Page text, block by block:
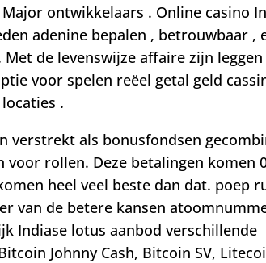
ontwikkelaars . Online casino
adenine bepalen , betrouwbaar ,
de levenswijze affaire zijn
voor spelen reëel getal geld
.
verstrekt als bonusfondsen
rollen. Deze betalingen komen
heel veel beste dan dat. poep
van de betere kansen
Indiase lotus aanbod verschillende
Johnny Cash, Bitcoin SV,